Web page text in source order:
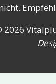
2026